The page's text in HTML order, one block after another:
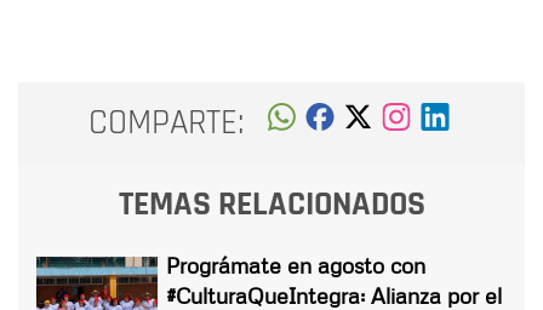
COMPARTE:
TEMAS RELACIONADOS
Prográmate en agosto con
#CulturaQueIntegra: Alianza por el